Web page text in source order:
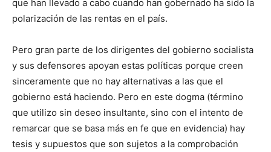
que han llevado a cabo cuando han gobernado ha sido la
polarización de las rentas en el país.
Pero gran parte de los dirigentes del gobierno socialista
y sus defensores apoyan estas políticas porque creen
sinceramente que no hay alternativas a las que el
gobierno está haciendo. Pero en este dogma (término
que utilizo sin deseo insultante, sino con el intento de
remarcar que se basa más en fe que en evidencia) hay
tesis y supuestos que son sujetos a la comprobación